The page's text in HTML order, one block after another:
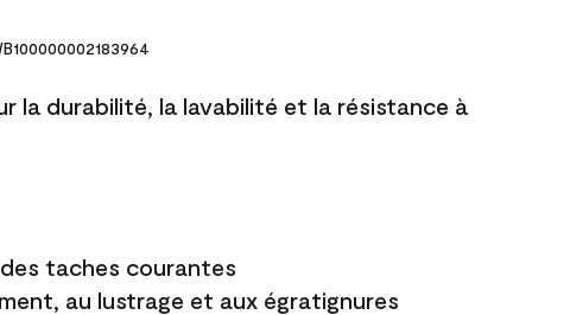
la durabilité, la lavabilité et la résistance à
taches courantes
au lustrage et aux égratignures